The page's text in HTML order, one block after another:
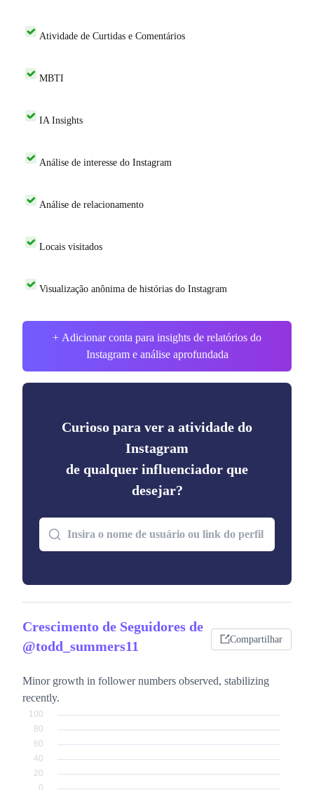
Atividade de Curtidas e Comentários
MBTI
IA Insights
Análise de interesse do Instagram
Análise de relacionamento
Locais visitados
Visualização anônima de histórias do Instagram
+ Adicionar conta para insights de relatórios do
Instagram e análise aprofundada
Curioso para ver a atividade do
Instagram
de qualquer influenciador que
desejar?
Crescimento de Seguidores de
@todd_summers11
Compartilhar
Minor growth in follower numbers observed, stabilizing
recently.